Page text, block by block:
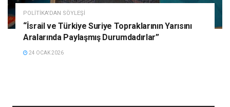
POLITIKA'DAN SÖYLEŞI
“İsrail ve Türkiye Suriye Topraklarının Yarısını
Aralarında Paylaşmış Durumdadırlar”
24 OCAK 2026